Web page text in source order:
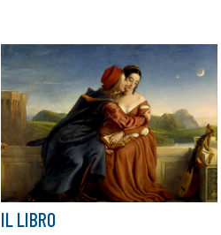
IL LIBRO